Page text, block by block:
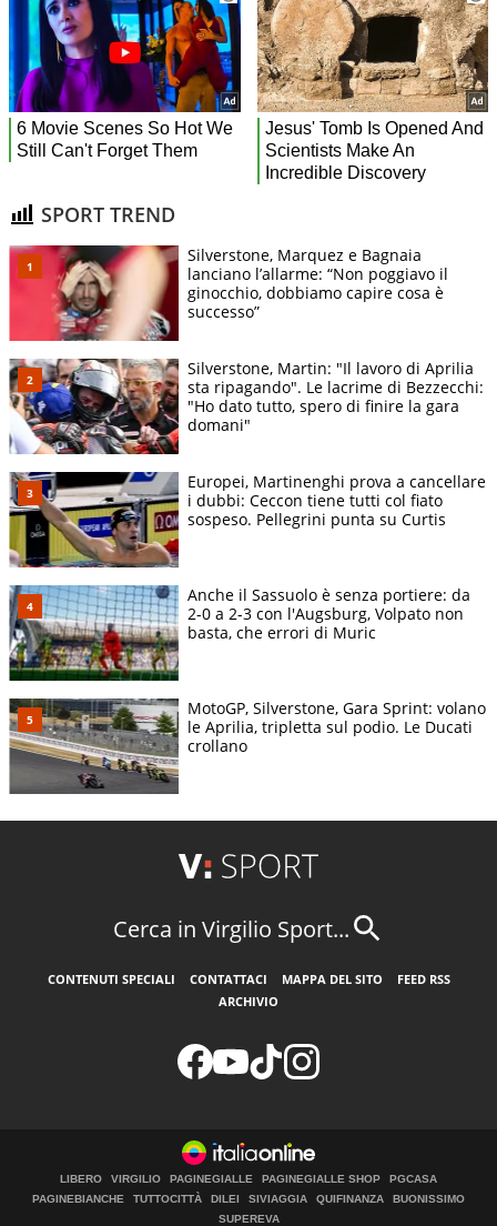
SPORT TREND
Silverstone, Marquez e Bagnaia
lanciano l’allarme: “Non poggiavo il
ginocchio, dobbiamo capire cosa è
successo”
Silverstone, Martin: "Il lavoro di Aprilia
sta ripagando". Le lacrime di Bezzecchi:
"Ho dato tutto, spero di finire la gara
domani"
Europei, Martinenghi prova a cancellare
i dubbi: Ceccon tiene tutti col fiato
sospeso. Pellegrini punta su Curtis
Anche il Sassuolo è senza portiere: da
2-0 a 2-3 con l'Augsburg, Volpato non
basta, che errori di Muric
MotoGP, Silverstone, Gara Sprint: volano
le Aprilia, tripletta sul podio. Le Ducati
crollano
Cerca in Virgilio Sport...
CONTENUTI SPECIALI CONTATTACI MAPPA DEL SITO
FEED RSS
ARCHIVIO
LIBERO VIRGILIO PAGINEGIALLE PAGINEGIALLE SHOP
PGCASA
PAGINEBIANCHE
TUTTOCITTÀ DILEI SIVIAGGIA QUIFINANZA
BUONISSIMO
SUPEREVA